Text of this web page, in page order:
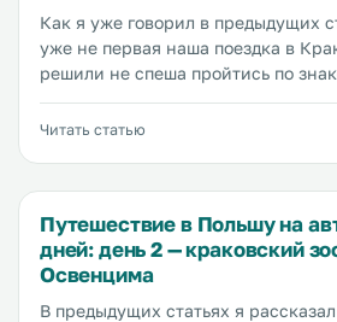
Как я уже говорил в предыдущих
уже не первая наша поездка в
решили не спеша пройтись по
так же посетить те, на которые в
не хватило времени. Предыдущий день был очень
сегодня решили не вставать очень
отдохнуть. Перекусив и немного прогулявшись по
парку отеля, начали собираться.
Читать статью
Путешествие в Польшу на
дней: день 2 — краковский
Освенцима
В предыдущих статьях я